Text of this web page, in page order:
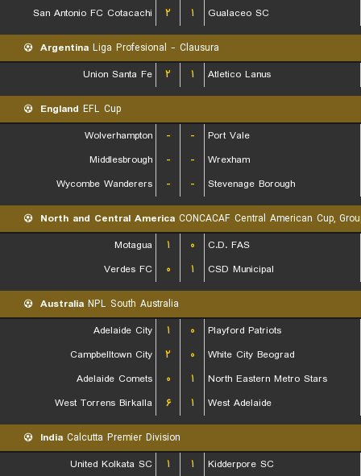
San Antonio FC Cotacachi
۲ ۱ Gualaceo SC
Argentina Liga Profesional - Clausura
Union Santa Fe
۲ ۱ Atletico Lanus
England EFL Cup
Wolverhampton
- -
Port Vale
Middlesbrough
- -
Wrexham
Wycombe Wanderers
- - Stevenage Borough
North and Central America CONCACAF Central American Cup,
Motagua
۱ ۰
C.D. FAS
Verdes FC
۰ ۱ CSD Municipal
Australia NPL South Australia
Adelaide City
۱ ۰
Playford Patriots
Campbelltown City
۲ ۰
White City Beograd
Adelaide Comets
۰ ۱
North Eastern Metro Stars
West Torrens Birkalla
۶ ۱ West Adelaide
India Calcutta Premier Division
United Kolkata SC
۱ ۱
Kidderpore SC